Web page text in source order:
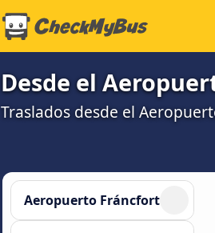
Desde el
Traslados desde el